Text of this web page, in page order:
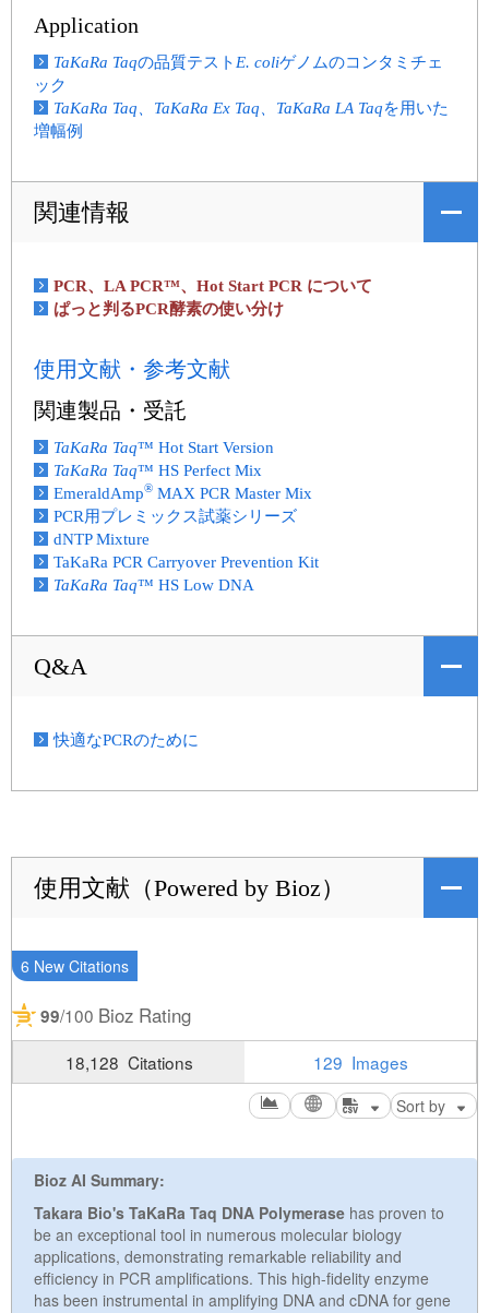
Application
TaKaRa Taqの品質テスト E. coliゲノムのコンタミチェ
ック
TaKaRa Taq、TaKaRa Ex Taq、TaKaRa LA Taqを用いた
増幅例
関連情報
PCR、LA PCR™、Hot Start PCR について
ぱっと判るPCR酵素の使い分け
使用文献・参考文献
関連製品・受託
TaKaRa Taq™ Hot Start Version
TaKaRa Taq™ HS Perfect Mix
EmeraldAmp® MAX PCR Master Mix
PCR用プレミックス試薬シリーズ
dNTP Mixture
TaKaRa PCR Carryover Prevention Kit
TaKaRa Taq™ HS Low DNA
Q&A
快適なPCRのために
使用文献（Powered by Bioz）